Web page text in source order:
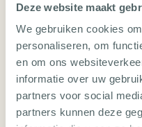
Deze website maakt
We gebruiken cookies
personaliseren, om
en om ons
informatie over uw
partners voor social
partners kunnen deze
LIVEABOARD